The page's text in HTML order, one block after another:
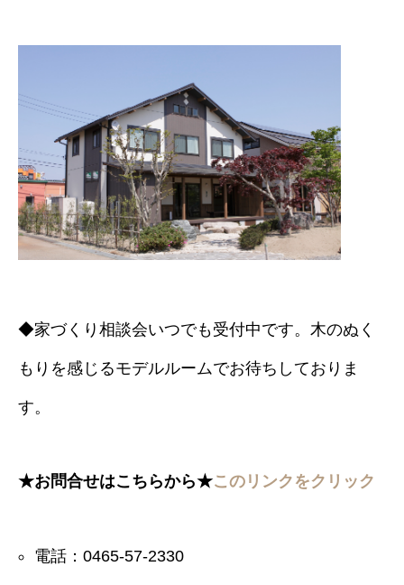
◆家づくり相談会いつでも受付中です。木のぬく
もりを感じるモデルルームでお待ちしておりま
す。
★お問合せはこちらから★このリンクをクリック
電話：0465-57-2330